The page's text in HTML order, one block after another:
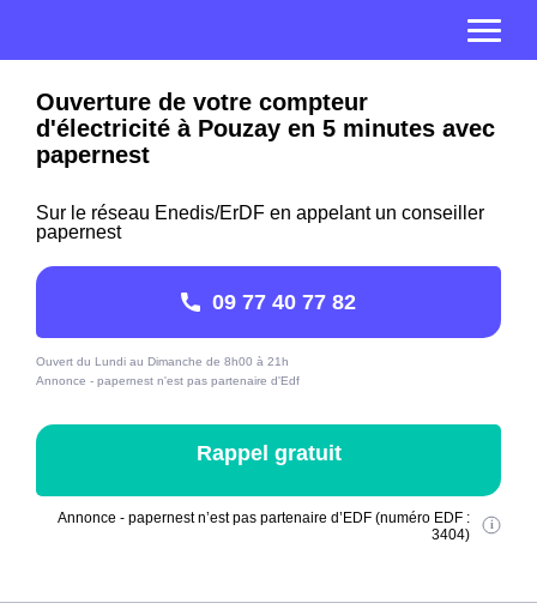
Ouverture de votre compteur
d'électricité à Pouzay en 5 minutes avec
papernest
Sur le réseau Enedis/ErDF en appelant un conseiller
papernest
09 77 40 77 82
Ouvert du Lundi au Dimanche de 8h00 à 21h
Annonce - papernest n'est pas partenaire d'Edf
Rappel gratuit
Annonce - papernest n’est pas partenaire d’EDF (numéro EDF :
3404)